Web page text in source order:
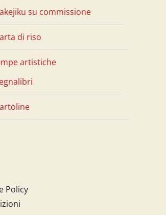
su commissione
di riso
artistiche
Policy